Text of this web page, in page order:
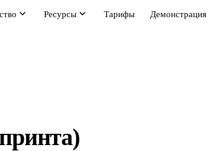
Ресурсы Тарифы Демонстрация